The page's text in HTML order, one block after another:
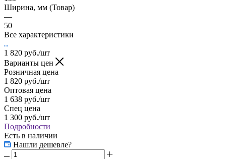
Ширина, мм (Товар)
—
50
Все характеристики
1 820 руб./шт
Варианты цен
Розничная цена
1 820 руб./шт
Оптовая цена
1 638 руб./шт
Спец цена
1 300 руб./шт
Подробности
Есть в наличии
Нашли дешевле?